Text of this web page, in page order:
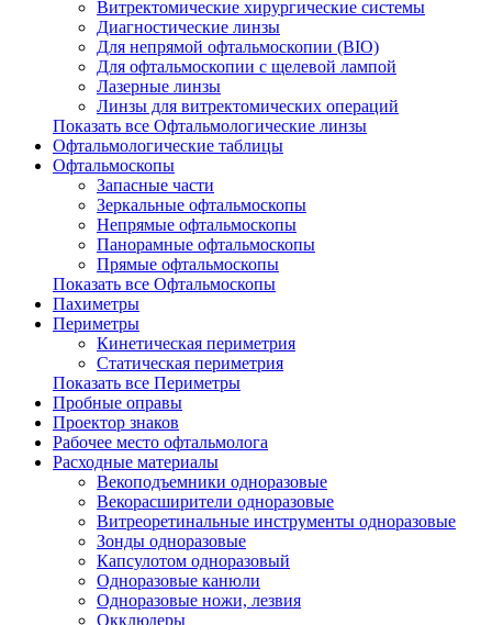
Витректомические хирургические системы
Диагностические линзы
Для непрямой офтальмоскопии (BIO)
Для офтальмоскопии с щелевой лампой
Лазерные линзы
Линзы для витректомических операций
Показать все Офтальмологические линзы
Офтальмологические таблицы
Офтальмоскопы
Запасные части
Зеркальные офтальмоскопы
Непрямые офтальмоскопы
Панорамные офтальмоскопы
Прямые офтальмоскопы
Показать все Офтальмоскопы
Пахиметры
Периметры
Кинетическая периметрия
Статическая периметрия
Показать все Периметры
Пробные оправы
Проектор знаков
Рабочее место офтальмолога
Расходные материалы
Векоподъемники одноразовые
Векорасширители одноразовые
Витреоретинальные инструменты одноразовые
Зонды одноразовые
Капсулотом одноразовый
Одноразовые канюли
Одноразовые ножи, лезвия
Окклюдеры